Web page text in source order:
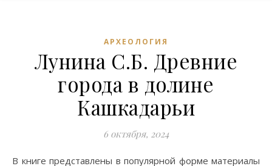
АРХЕОЛОГИЯ
Лунина С.Б. Древние
города в долине
Кашкадарьи
6 октября, 2024
В книге представлены в популярной форме материалы